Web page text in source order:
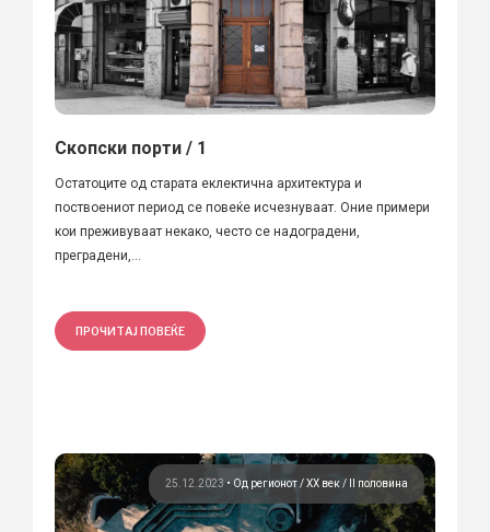
Скопски порти / 1
Остатоците од старата еклектична архитектура и
поствоениот период се повеќе исчезнуваат. Оние примери
кои преживуваат некако, често се надоградени,
преградени,...
ПРОЧИТАЈ ПОВЕЌЕ
25.12.2023 • Од регионот ХХ век / II половина